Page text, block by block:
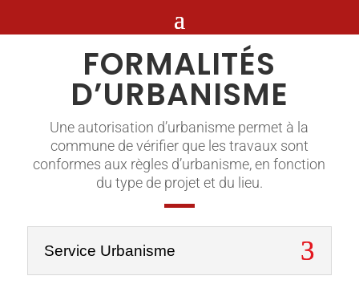
FORMALITÉS
D’URBANISME
Une autorisation d’urbanisme permet à la
commune de vérifier que les travaux sont
conformes aux règles d’urbanisme, en fonction
du type de projet et du lieu.
Service Urbanisme